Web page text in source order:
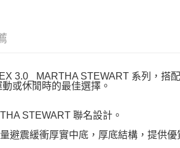
3.0_ MARTHA STEWART 系列，搭
或休閒時的最佳選擇。
STEWART 聯名設計。
避震緩衝厚實中底，厚底結構，提供